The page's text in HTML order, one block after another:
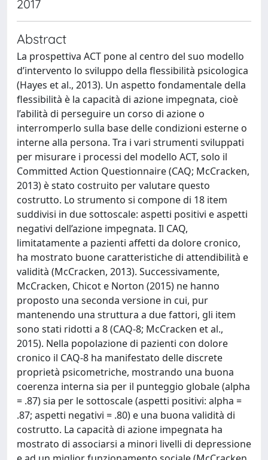
2017
Abstract
La prospettiva ACT pone al centro del suo modello
d’intervento lo sviluppo della flessibilità psicologica
(Hayes et al., 2013). Un aspetto fondamentale della
flessibilità è la capacità di azione impegnata, cioè
l’abilità di perseguire un corso di azione o
interromperlo sulla base delle condizioni esterne o
interne alla persona. Tra i vari strumenti sviluppati
per misurare i processi del modello ACT, solo il
Committed Action Questionnaire (CAQ; McCracken,
2013) è stato costruito per valutare questo
costrutto. Lo strumento si compone di 18 item
suddivisi in due sottoscale: aspetti positivi e aspetti
negativi dell’azione impegnata. Il CAQ,
limitatamente a pazienti affetti da dolore cronico,
ha mostrato buone caratteristiche di attendibilità e
validità (McCracken, 2013). Successivamente,
McCracken, Chicot e Norton (2015) ne hanno
proposto una seconda versione in cui, pur
mantenendo una struttura a due fattori, gli item
sono stati ridotti a 8 (CAQ-8; McCracken et al.,
2015). Nella popolazione di pazienti con dolore
cronico il CAQ-8 ha manifestato delle discrete
proprietà psicometriche, mostrando una buona
coerenza interna sia per il punteggio globale (alpha
= .87) sia per le sottoscale (aspetti positivi: alpha =
.87; aspetti negativi = .80) e una buona validità di
costrutto. La capacità di azione impegnata ha
mostrato di associarsi a minori livelli di depressione